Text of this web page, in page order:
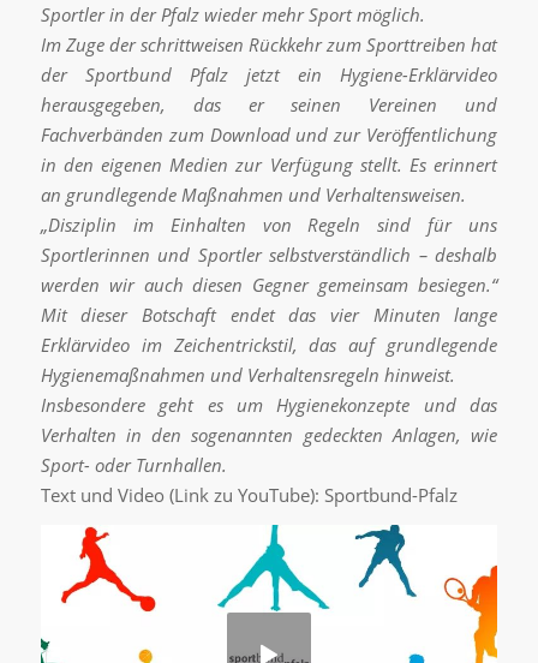
Sportler in der Pfalz wieder mehr Sport möglich.
Im Zuge der schrittweisen Rückkehr zum Sporttreiben hat
der Sportbund Pfalz jetzt ein Hygiene-Erklärvideo
herausgegeben, das er seinen Vereinen und
Fachverbänden zum Download und zur Veröffentlichung
in den eigenen Medien zur Verfügung stellt. Es erinnert
an grundlegende Maßnahmen und Verhaltensweisen.
„Disziplin im Einhalten von Regeln sind für uns
Sportlerinnen und Sportler selbstverständlich – deshalb
werden wir auch diesen Gegner gemeinsam besiegen.“
Mit dieser Botschaft endet das vier Minuten lange
Erklärvideo im Zeichentrickstil, das auf grundlegende
Hygienemaßnahmen und Verhaltensregeln hinweist.
Insbesondere geht es um Hygienekonzepte und das
Verhalten in den sogenannten gedeckten Anlagen, wie
Sport- oder Turnhallen.
Text und Video (Link zu YouTube): Sportbund-Pfalz